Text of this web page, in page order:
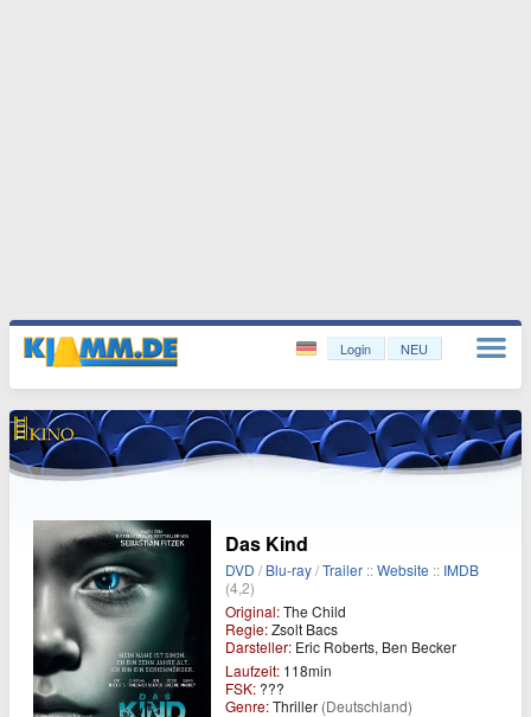
Login NEU
Das Kind
DVD /Blu-ray/Trailer ::Website :: IMDB
(4,2)
Original:The Child
Regie:Zsolt Bacs
Darsteller: Eric Roberts, Ben Becker
Laufzeit: 118min
FSK: ???
Genre:Thriller (Deutschland)